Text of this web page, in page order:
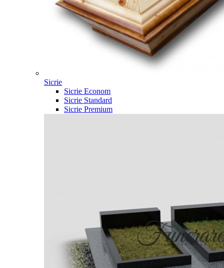
Sicrie
Sicrie Econom
Sicrie Standard
Sicrie Premium